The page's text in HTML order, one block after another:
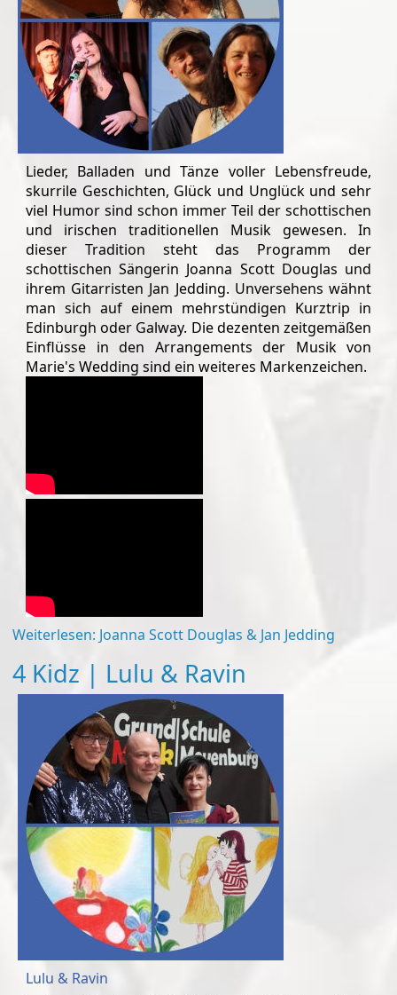
Lieder, Balladen und Tänze voller Lebensfreude,
skurrile Geschichten, Glück und Unglück und sehr
viel Humor sind schon immer Teil der schottischen
und irischen traditionellen Musik gewesen. In
dieser Tradition steht das Programm der
schottischen Sängerin Joanna Scott Douglas und
ihrem Gitarristen Jan Jedding. Unversehens wähnt
man sich auf einem mehrstündigen Kurztrip in
Edinburgh oder Galway. Die dezenten zeitgemäßen
Einflüsse in den Arrangements der Musik von
Marie's Wedding sind ein weiteres Markenzeichen.
Weiterlesen: Joanna Scott Douglas & Jan Jedding
4 Kidz | Lulu & Ravin
Lulu & Ravin